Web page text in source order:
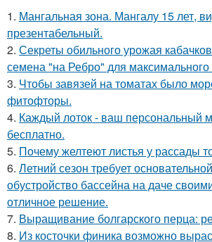
1. Мангальная зона. Мангалу 15 лет,
презентабельный.
2. Секреты обильного урожая
семена "на Ребро" для
3. Чтобы завязей на томатах было
фитофторы.
4. Каждый лоток - ваш персональный
бесплатно.
5. Почему желтеют листья у рассады
6. Летний сезон требует
обустройство бассейна на даче
отличное решение.
7. Выращивание болгарского перца:
8. Из косточки финика возможно